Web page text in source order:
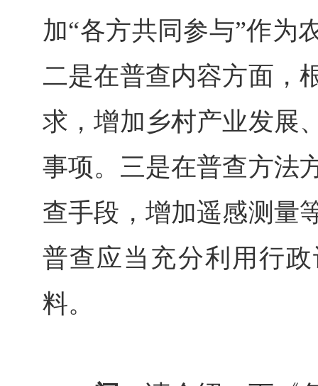
加“各方共同参与”作为
二是在普查内容方面，
求，增加乡村产业发展
事项。三是在普查方法
查手段，增加遥感测量
普查应当充分利用行
料。